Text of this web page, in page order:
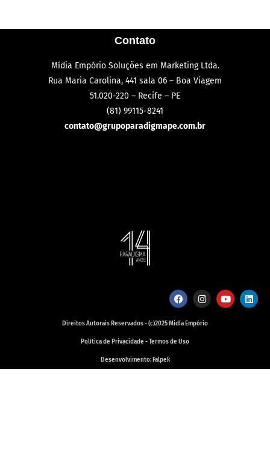
Contato
Mídia Empório Soluções em Marketing Ltda.
Rua Maria Carolina, 441 sala 06 – Boa Viagem
51.020-220 – Recife – PE
(81) 99115-8241
contato@grupoparadigmape.com.br
Política de Privacidade - Termos de Uso